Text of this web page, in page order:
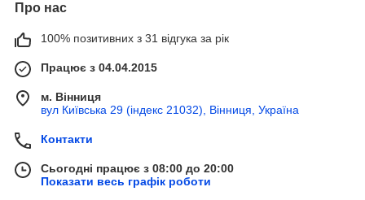
Про нас
100% позитивних з 31 відгука за рік
Працює з 04.04.2015
м. Вінниця
вул Київська 29 (індекс 21032), Вінниця, Україна
Контакти
Сьогодні працює з 08:00 до 20:00
Показати весь графік роботи